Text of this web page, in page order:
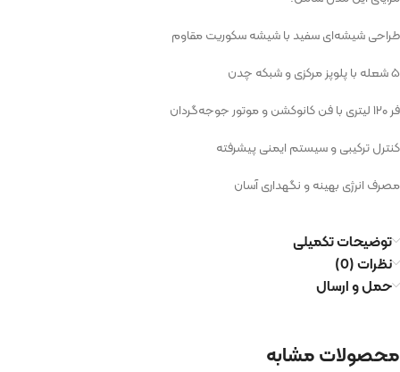
طراحی شیشه‌ای سفید با شیشه سکوریت مقاوم
۵ شعله با پلوپز مرکزی و شبکه چدن
فر ۱۲۰ لیتری با فن کانوکشن و موتور جوجه‌گردان
کنترل ترکیبی و سیستم ایمنی پیشرفته
مصرف انرژی بهینه و نگهداری آسان
توضیحات تکمیلی
نظرات (0)
حمل و ارسال
محصولات مشابه